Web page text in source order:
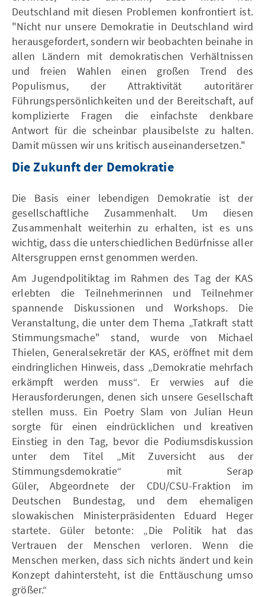
Deutschland mit diesen Problemen konfrontiert ist.
"Nicht nur unsere Demokratie in Deutschland wird
herausgefordert, sondern wir beobachten beinahe in
allen Ländern mit demokratischen Verhältnissen
und freien Wahlen einen großen Trend des
Populismus, der Attraktivität autoritärer
Führungspersönlichkeiten und der Bereitschaft, auf
komplizierte Fragen die einfachste denkbare
Antwort für die scheinbar plausibelste zu halten.
Damit müssen wir uns kritisch auseinandersetzen."
Die Zukunft der Demokratie
Die Basis einer lebendigen Demokratie ist der
gesellschaftliche Zusammenhalt. Um diesen
Zusammenhalt weiterhin zu erhalten, ist es uns
wichtig, dass die unterschiedlichen Bedürfnisse aller
Altersgruppen ernst genommen werden.
Am Jugendpolitiktag im Rahmen des Tag der KAS
erlebten die Teilnehmerinnen und Teilnehmer
spannende Diskussionen und Workshops. Die
Veranstaltung, die unter dem Thema „Tatkraft statt
Stimmungsmache" stand, wurde von Michael
Thielen, Generalsekretär der KAS, eröffnet mit dem
eindringlichen Hinweis, dass „Demokratie mehrfach
erkämpft werden muss“. Er verwies auf die
Herausforderungen, denen sich unsere Gesellschaft
stellen muss. Ein Poetry Slam von Julian Heun
sorgte für einen eindrücklichen und kreativen
Einstieg in den Tag, bevor die Podiumsdiskussion
unter dem Titel „Mit Zuversicht aus der
Stimmungsdemokratie“ mit Serap
Güler, Abgeordnete der CDU/CSU-Fraktion im
Deutschen Bundestag, und dem ehemaligen
slowakischen Ministerpräsidenten Eduard Heger
startete. Güler betonte: „Die Politik hat das
Vertrauen der Menschen verloren. Wenn die
Menschen merken, dass sich nichts ändert und kein
Konzept dahintersteht, ist die Enttäuschung umso
größer.“